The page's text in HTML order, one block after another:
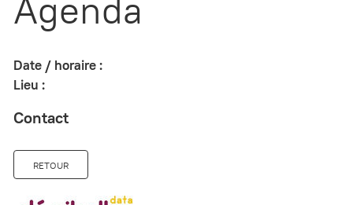
Agenda
Date / horaire :
Lieu :
Contact
RETOUR